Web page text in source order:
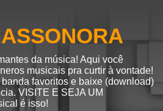
da música! Aqui você
musicais pra curtir à vontade!
favoritos e baixe (download)
VISITE E SEJA UM
é isso!